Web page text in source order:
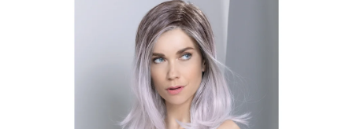
hvězdiček.